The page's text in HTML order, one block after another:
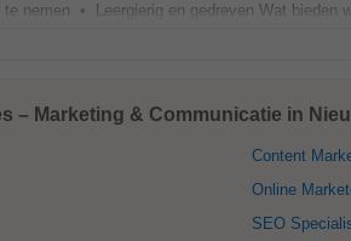
nemen • Leergierig en gedreven Wat bieden
– Marketing & Communicatie in
Content
Online
SEO